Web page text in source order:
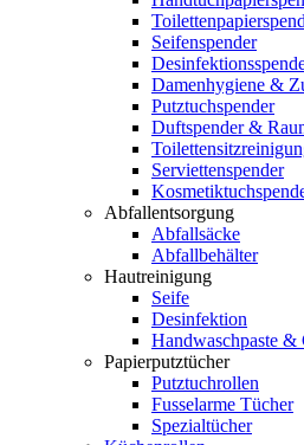
Seifenspender
Damenhygiene &
Putztuchspender
Duftspender &
Serviettenspender
Abfallentsorgung
Abfallsäcke
Abfallbehälter
Hautreinigung
Seife
Desinfektion
Handwaschpaste &
Papierputztücher
Putztuchrollen
Fusselarme Tücher
Spezialtücher